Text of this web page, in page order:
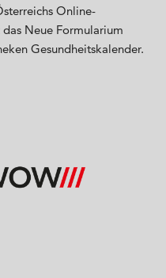
Online-
Neue Formularium
Gesundheitskalender.